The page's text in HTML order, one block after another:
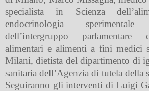
specialista in Scienza
endocrinologia
dell’intergruppo parlamentare
alimentari e alimenti a fini medici
Milani, dietista del dipartimento di
sanitaria dell’Agenzia di tutela della
Seguiranno gli interventi di Luigi